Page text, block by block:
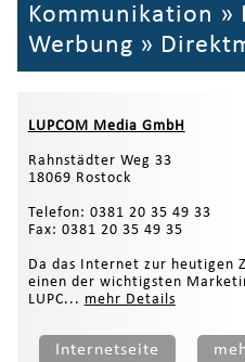
Kommunikation »
Werbung »
LUPCOM Media GmbH
Rahnstädter Weg 33
18069 Rostock
Telefon: 0381 20 35 49 33
Fax: 0381 20 35 49 35
Da das Internet zur heutigen
einen der wichtigsten
LUPC... mehr Details
Internetseite